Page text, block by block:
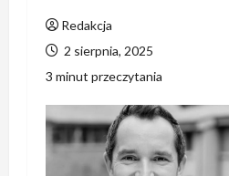
Redakcja
2 sierpnia, 2025
3 minut przeczytania